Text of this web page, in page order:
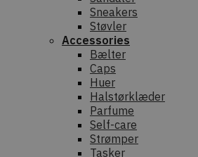
Sneakers
Støvler
Accessories
Bælter
Caps
Huer
Halstørklæder
Parfume
Self-care
Strømper
Tasker